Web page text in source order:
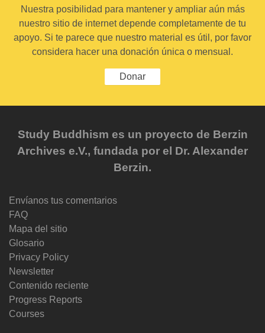
Nuestra posibilidad para mantener y ampliar aún más
nuestro sitio de internet depende completamente de tu
apoyo. Si te parece que nuestro material es útil, por favor
considera hacer una donación única o mensual.
Donar
Study Buddhism es un proyecto de Berzin
Archives e.V., fundada por el Dr. Alexander
Berzin.
Envíanos tus comentarios
FAQ
Mapa del sitio
Glosario
Privacy Policy
Newsletter
Contenido reciente
Progress Reports
Courses